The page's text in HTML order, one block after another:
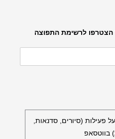
הצטרפו לרשימת התפוצה
פעילות (סיורים, סדנאות,
בווטסאפ